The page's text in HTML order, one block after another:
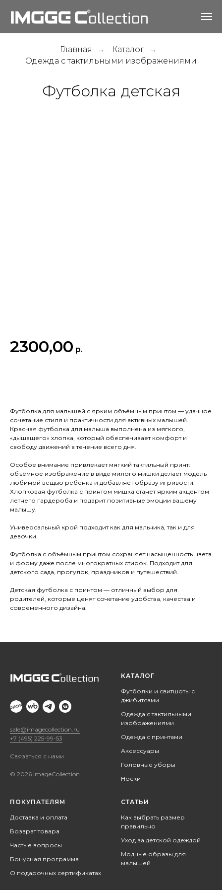
Главная → Каталог →
Одежда с тактильными изображениями
Футболка детская
2300,00 р.
Футболка для малышей с ярким объёмным принтом — удачное
сочетание стиля и практичности для активных малышей.
Красная футболка для малыша выполнена из мягкого,
«дышащего» хлопка, который обеспечивает комфорт и
свободу движений в течение всего дня.
Особое внимание привлекает мягкий тактильный принт:
объёмное изображение в виде милого мишки делает модель
любимой вещью ребёнка и добавляет образу игривости.
Хлопковая футболка с принтом мишка станет ярким акцентом
летнего гардероба и подарит позитивные эмоции вашему
малышу.
Универсальный крой подходит как для мальчика, так и для
девочки.
Футболка с объёмным принтом сохраняет насыщенность цвета
и форму даже после многократных стирок. Подходит для
детского сада, прогулок, праздников и путешествий.
Детская футболка с принтом — отличный выбор для
родителей, которые ценят сочетание удобства, качества и
современного дизайна.
sale@imagecollection.ru
+7 (495) 225-99-53
Связаться с нами
© 2026 ImageCollection
КАТАЛОГ
Футболки и свитшоты с
джибитсами
Одежда с тактильными
изображениями
Одежда с принтами
Аксессуары
Головные уборы
Носки
ПОКУПАТЕЛЯМ
Доставка и оплата
Возврат товара
Частые вопросы
Бонусная программа
О подарочных сертификатах
СТАТЬИ
Как выбрать размер
правильно
Уход за детской одеждой
Модные образы для
малышей